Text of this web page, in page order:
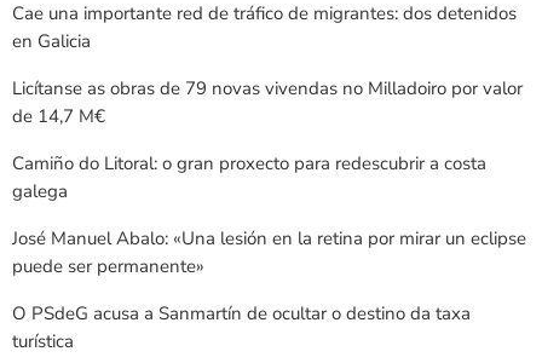
Cae una importante red de tráfico de migrantes: dos detenidos
en Galicia
Licítanse as obras de 79 novas vivendas no Milladoiro por valor
de 14,7 M€
Camiño do Litoral: o gran proxecto para redescubrir a costa
galega
José Manuel Abalo: «Una lesión en la retina por mirar un eclipse
puede ser permanente»
O PSdeG acusa a Sanmartín de ocultar o destino da taxa
turística